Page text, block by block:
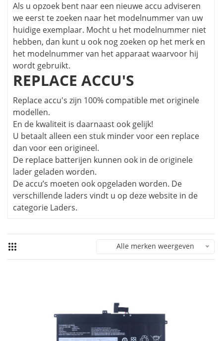
Als u opzoek bent naar een nieuwe accu adviseren
we eerst te zoeken naar het modelnummer van uw
huidige exemplaar. Mocht u het modelnummer niet
hebben, dan kunt u ook nog zoeken op het merk en
het modelnummer van het apparaat waarvoor hij
wordt gebruikt.
REPLACE ACCU'S
Replace accu's zijn 100% compatible met originele
modellen.
En de kwaliteit is daarnaast ook gelijk!
U betaalt alleen een stuk minder voor een replace
dan voor een origineel.
De replace batterijen kunnen ook in de originele
lader geladen worden.
De accu’s moeten ook opgeladen worden. De
verschillende laders vindt u op deze website in de
categorie Laders.
Alle merken weergeven